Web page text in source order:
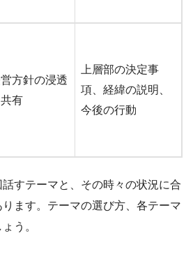
方針の浸透
有
上層部の決定事
項、経緯の説明、
今後の行動
すテーマと、その時々の状況に合
ます。テーマの選び方、各テーマ
う。